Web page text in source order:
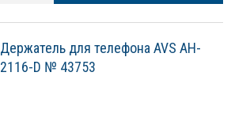
Держатель для телефона AVS AH-
2116-D № 43753